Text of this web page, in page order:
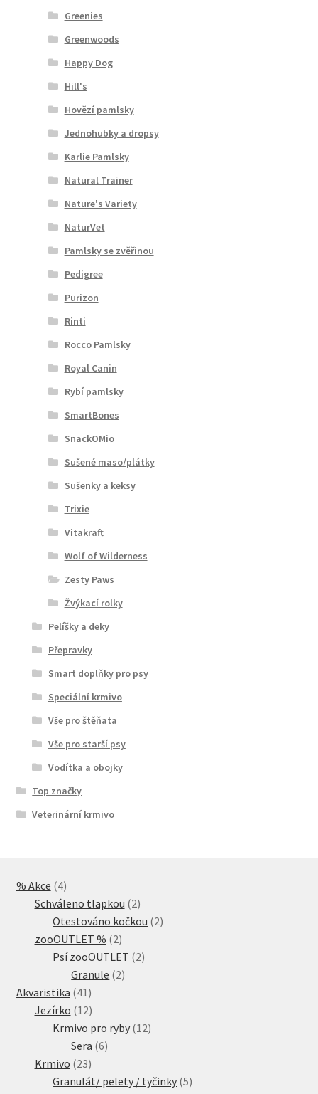
Greenies
Greenwoods
Happy Dog
Hill's
Hovězí pamlsky
Jednohubky a dropsy
Karlie Pamlsky
Natural Trainer
Nature's Variety
NaturVet
Pamlsky se zvěřinou
Pedigree
Purizon
Rinti
Rocco Pamlsky
Royal Canin
Rybí pamlsky
SmartBones
SnackOMio
Sušené maso/plátky
Sušenky a keksy
Trixie
Vitakraft
Wolf of Wilderness
Zesty Paws
Žvýkací rolky
Pelíšky a deky
Přepravky
Smart doplňky pro psy
Speciální krmivo
Vše pro štěňata
Vše pro starší psy
Vodítka a obojky
Top značky
Veterinární krmivo
% Akce 44
produkty
Schváleno tlapkou 22
produkty
Otestováno kočkou 22
zooOUTLET % 22
produkty
Psí zooOUTLET 22
Granule 22
Akvaristika 41 41
produktů
Jezírko 1212
produktů
Krmivo pro ryby 1212
Sera 66
Krmivo 2323
produktů
Granulát/ pelety / tyčinky 55